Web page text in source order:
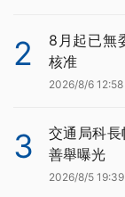
2
8月起已無
核准
2026/8/6 12:58
3
交通局科
善舉曝光
2026/8/5 19:39